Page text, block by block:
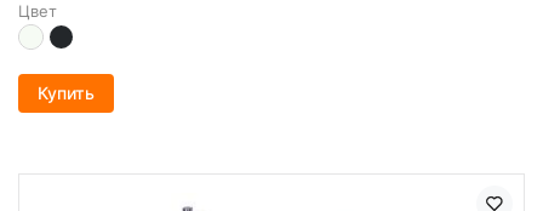
Цвет
Купить